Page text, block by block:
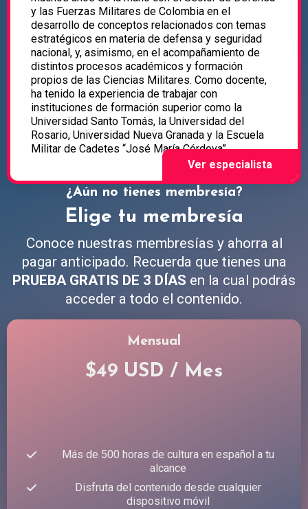
y las Fuerzas Militares de Colombia en el
desarrollo de conceptos relacionados con temas
estratégicos en materia de defensa y seguridad
nacional, y, asimismo, en el acompañamiento de
distintos procesos académicos y formación
propios de las Ciencias Militares. Como docente,
ha tenido la experiencia de trabajar con
instituciones de formación superior como la
Universidad Santo Tomás, la Universidad del
Rosario, Universidad Nueva Granada y la Escuela
Militar de Cadetes “José María Córdova”.
¿Aún no tienes membresía?
Elige tu membresía
Conoce nuestras membresías y ahorra al
pagar anticipado. Recuerda que tienes una
PRUEBA GRATIS DE 3 DÍAS en la cual podrás
acceder a todo el contenido.
Mensual
$49 USD / Mes
Más de 500 horas de cultura en español a tu
alcance
Disfruta del contenido desde cualquier
dispositivo móvil